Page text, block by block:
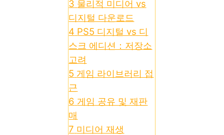
3 물리적 미디어 vs
디지털 다운로드
4 PS5 디지털 vs 디
스크 에디션：저장소
고려
5 게임 라이브러리 접
근
6 게임 공유 및 재판
매
7 미디어 재생